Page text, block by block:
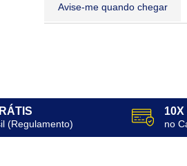
Avise-me quando chegar
(Regulamento)
10X
no